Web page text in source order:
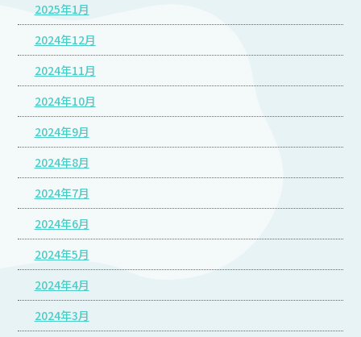
2025年1月
2024年12月
2024年11月
2024年10月
2024年9月
2024年8月
2024年7月
2024年6月
2024年5月
2024年4月
2024年3月